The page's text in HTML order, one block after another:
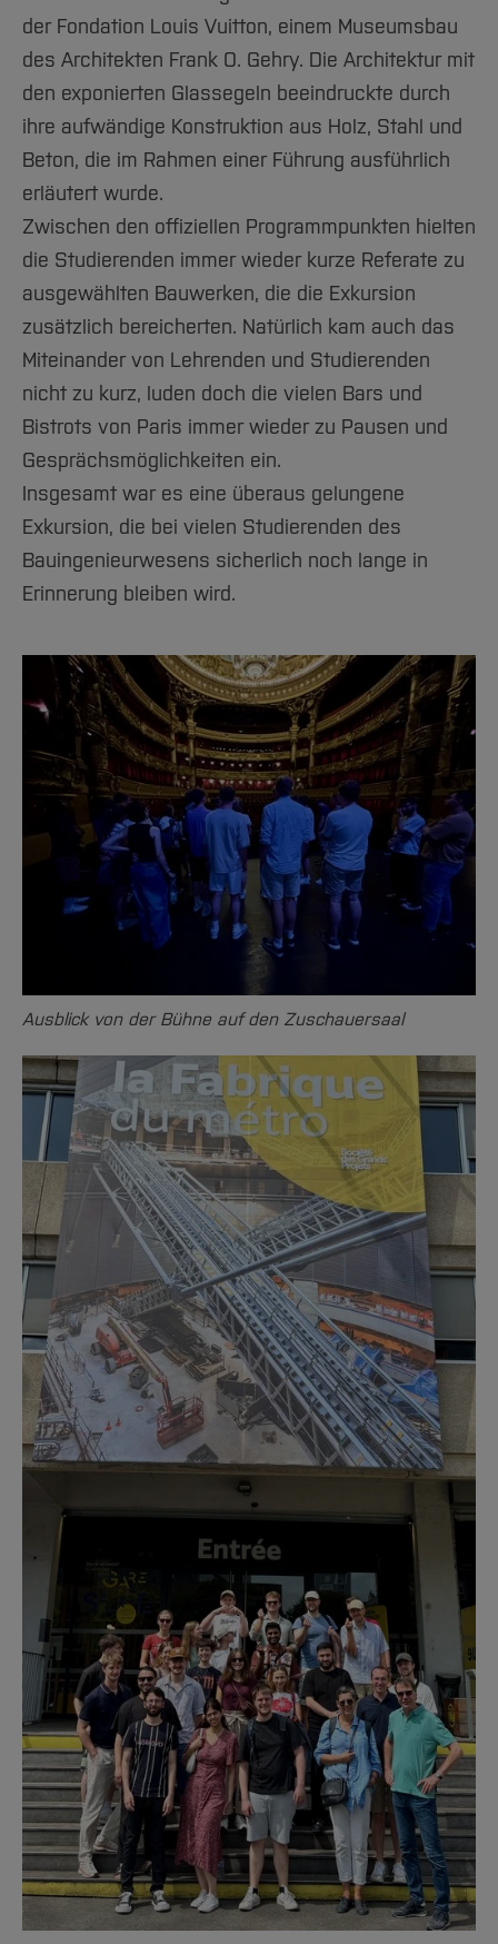
der Fondation Louis Vuitton, einem Museumsbau
des Architekten Frank O. Gehry. Die Architektur mit
den exponierten Glassegeln beeindruckte durch
ihre aufwändige Konstruktion aus Holz, Stahl und
Beton, die im Rahmen einer Führung ausführlich
erläutert wurde.
Zwischen den offiziellen Programmpunkten hielten
die Studierenden immer wieder kurze Referate zu
ausgewählten Bauwerken, die die Exkursion
zusätzlich bereicherten. Natürlich kam auch das
Miteinander von Lehrenden und Studierenden
nicht zu kurz, luden doch die vielen Bars und
Bistrots von Paris immer wieder zu Pausen und
Gesprächsmöglichkeiten ein.
Insgesamt war es eine überaus gelungene
Exkursion, die bei vielen Studierenden des
Bauingenieurwesens sicherlich noch lange in
Erinnerung bleiben wird.
Ausblick von der Bühne auf den Zuschauersaal